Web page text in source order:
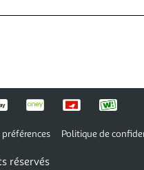
préférences Politique de
réservés